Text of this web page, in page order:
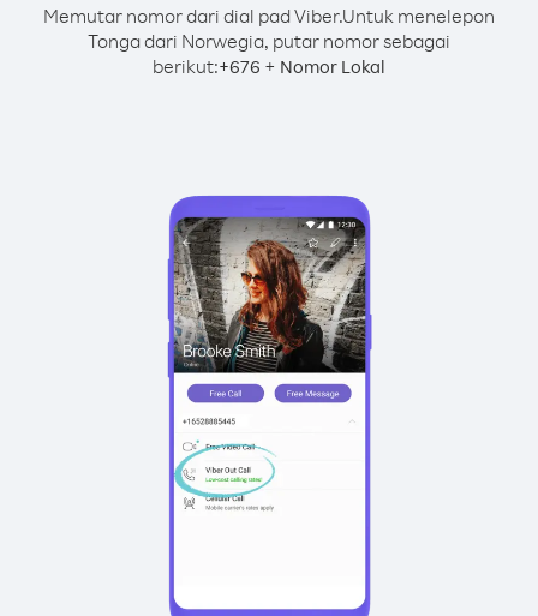
Memutar nomor dari dial pad Viber.Untuk menelepon
Tonga dari Norwegia, putar nomor sebagai
berikut:+676 + Nomor Lokal